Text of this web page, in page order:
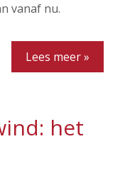
vanaf nu.
Lees meer »
het